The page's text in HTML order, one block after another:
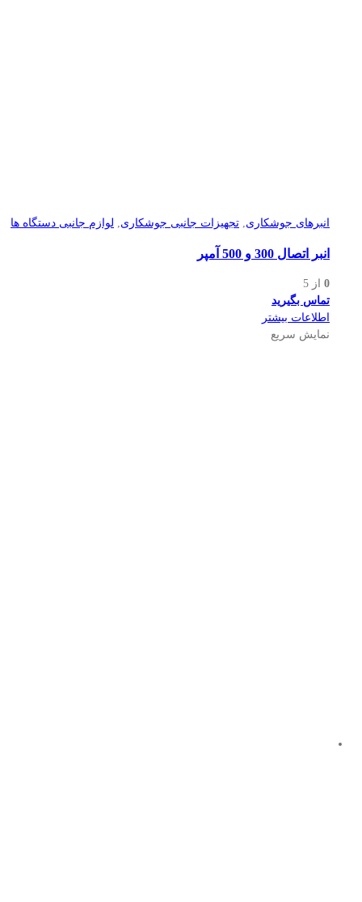
انبرهای جوشکاری, تجهیزات جانبی جوشکاری, لوازم جانبی دستگاه ها
انبر اتصال 300 و 500 آمپر
0 از 5
تماس بگیرید
اطلاعات بیشتر
نمایش سریع